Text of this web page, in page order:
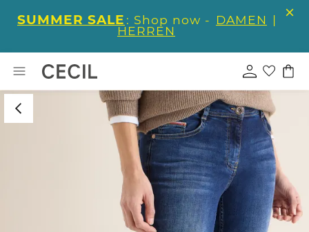
SUMMER SALE : Shop now - DAMEN |
HERREN